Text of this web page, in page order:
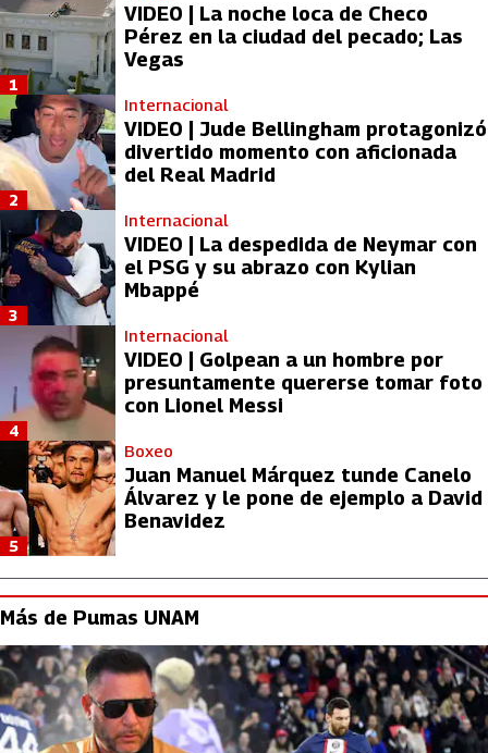
VIDEO | La noche loca de Checo
Pérez en la ciudad del pecado; Las
Vegas
1
Internacional
VIDEO | Jude Bellingham protagonizó
divertido momento con aficionada
del Real Madrid
2
Internacional
VIDEO | La despedida de Neymar con
el PSG y su abrazo con Kylian
Mbappé
3
Internacional
VIDEO | Golpean a un hombre por
presuntamente quererse tomar foto
con Lionel Messi
4
Boxeo
Juan Manuel Márquez tunde Canelo
Álvarez y le pone de ejemplo a David
Benavidez
5
Más de Pumas UNAM